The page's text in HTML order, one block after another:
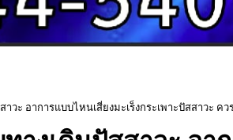
ะ อาการแบบไหนเสี่ยงมะเร็งกระเพาะปัสสาวะ ค